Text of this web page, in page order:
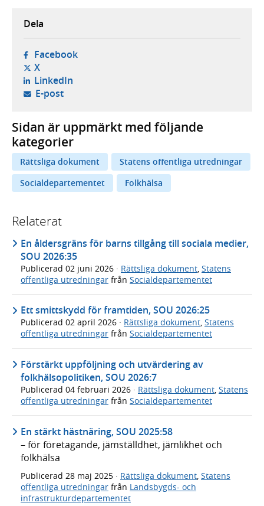
Dela
Facebook- öppnas i ny flik, extern webbplats,
X- öppnas i ny flik, extern webbplats,
LinkedIn- öppnas i ny flik, extern webbplats,
E-post- öppnar din e-postklient,
Sidan är uppmärkt med följande
kategorier
Rättsliga dokument
Statens offentliga utredningar
Socialdepartementet
Folkhälsa
Relaterat
En åldersgräns för barns tillgång till sociala medier,
SOU 2026:35
Publicerad 02 juni 2026 · Rättsliga dokument Statens
offentliga utredningar från Socialdepartementet
Ett smittskydd för framtiden, SOU 2026:25
Publicerad 02 april 2026 · Rättsliga dokument, Statens
offentliga utredningar från Socialdepartementet
Förstärkt uppföljning och utvärdering av
folkhälsopolitiken, SOU 2026:7
Publicerad 04 februari 2026 · Rättsliga dokument, Statens
offentliga utredningar från Socialdepartementet
En stärkt hästnäring, SOU 2025:58
– för företagande, jämställdhet, jämlikhet och
folkhälsa
Publicerad 28 maj 2025 · Rättsliga dokument Statens
offentliga utredningar från Landsbygds- och
infrastrukturdepartementet